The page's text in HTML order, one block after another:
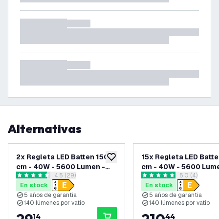
Alternativas
añadir a lista de deseos
2x Regleta LED Batten 150
cm - 40W - 5600 Lumen -
4000K - IP20abrir el panel de reseñas
4.5 estrellas de puntuación
4.5 (29)
En stock
5 años de garantía
140 lúmenes por vatio
14
15x Regleta LED
cm - 40W - 5600
6500K - IP20
abrir el
5 estrellas de puntuación
5.0 (4)
En stock
5 años de garantía
140 lúmenes por vatio
44